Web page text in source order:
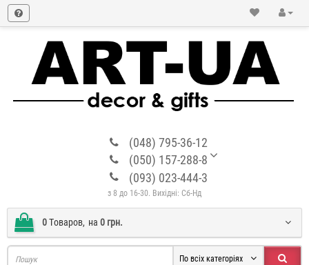
(048) 795-36-12
(050) 157-288-8
(093) 023-444-3
з 8 до 16-30. Вихідні: Сб-Нд
0Tоваров, на 0 грн.
По всіх категоріях